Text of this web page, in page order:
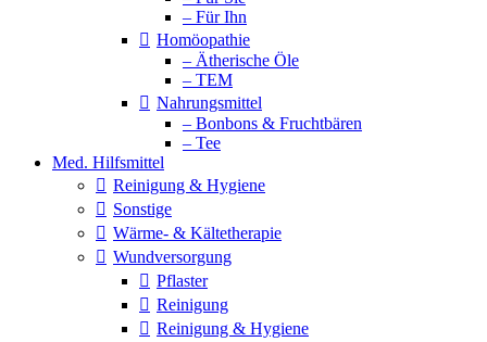
– Für Ihn
Homöopathie
– Ätherische Öle
– TEM
Nahrungsmittel
– Bonbons & Fruchtbären
– Tee
Med. Hilfsmittel
Reinigung & Hygiene
Sonstige
Wärme- & Kältetherapie
Wundversorgung
Pflaster
Reinigung
Reinigung & Hygiene